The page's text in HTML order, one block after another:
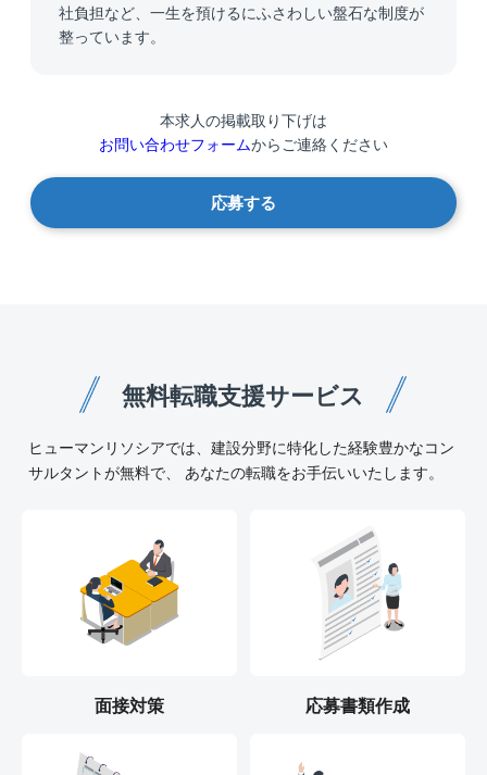
社負担など、一生を預けるにふさわしい盤石な制度が
整っています。
本求人の掲載取り下げは
お問い合わせフォームからご連絡ください
応募する
無料転職支援サービス
ヒューマンリソシアでは、建設分野に特化した経験豊かなコン
サルタントが無料で、 あなたの転職をお手伝いいたします。
面接対策 応募書類作成